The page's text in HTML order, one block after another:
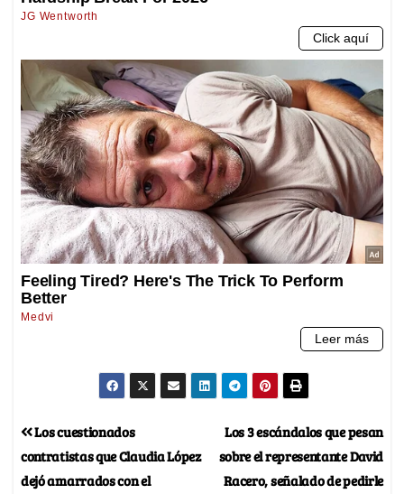
Los 3 escándalos que pesan
sobre el representante David
Racero, señalado de pedirle
Los cuestionados
contratistas que Claudia López
dejó amarrados con el